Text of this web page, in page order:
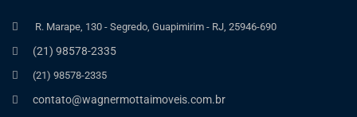
R. Marape, 130 - Segredo, Guapimirim - RJ, 25946-690
(21) 98578-2335
(21) 98578-2335
contato@wagnermottaimoveis.com.br